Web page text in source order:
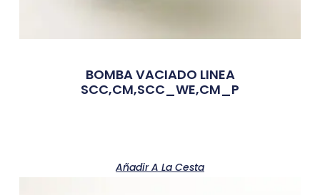
BOMBA VACIADO LINEA
SCC,CM,SCC_WE,CM_P
Añadir A La Cesta